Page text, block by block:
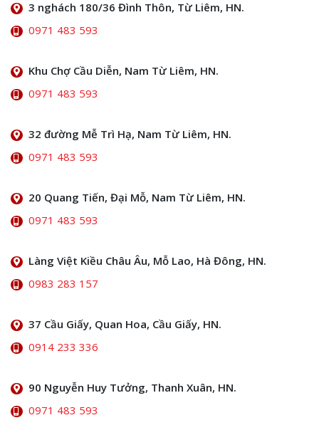
3 nghách 180/36 Đình Thôn, Từ Liêm, HN.
0971 483 593
Khu Chợ Cầu Diễn, Nam Từ Liêm, HN.
0971 483 593
32 đường Mễ Trì Hạ, Nam Từ Liêm, HN.
0971 483 593
20 Quang Tiến, Đại Mỗ, Nam Từ Liêm, HN.
0971 483 593
Làng Việt Kiều Châu Âu, Mỗ Lao, Hà Đông, HN.
0983 283 157
37 Cầu Giấy, Quan Hoa, Cầu Giấy, HN.
0914 233 336
90 Nguyễn Huy Tưởng, Thanh Xuân, HN.
0971 483 593